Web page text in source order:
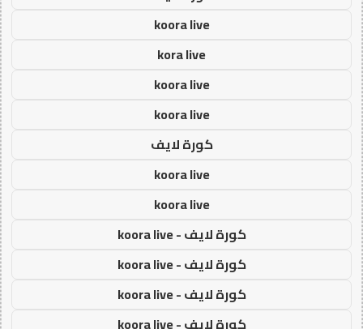
koora live
kora live
koora live
koora live
كورة لايف
koora live
koora live
كورة لايف - koora live
كورة لايف - koora live
كورة لايف - koora live